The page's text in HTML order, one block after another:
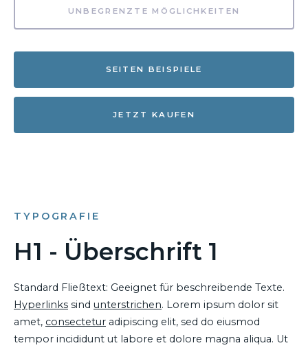
UNBEGRENZTE MÖGLICHKEITEN
SEITEN BEISPIELE
JETZT KAUFEN
TYPOGRAFIE
H1 - Überschrift 1
Standard Fließtext: Geeignet für beschreibende Texte.
Hyperlinks sind unterstrichen. Lorem ipsum dolor sit
amet, consectetur adipiscing elit, sed do eiusmod
tempor incididunt ut labore et dolore magna aliqua. Ut